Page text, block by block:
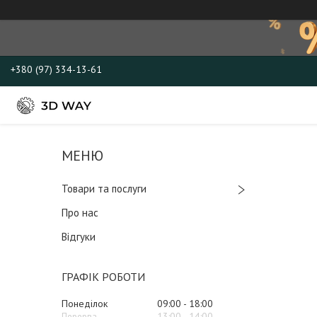
+380 (97) 334-13-61
Товари та послуги
Про нас
Відгуки
ГРАФІК РОБОТИ
Понеділок 09:00
18:00